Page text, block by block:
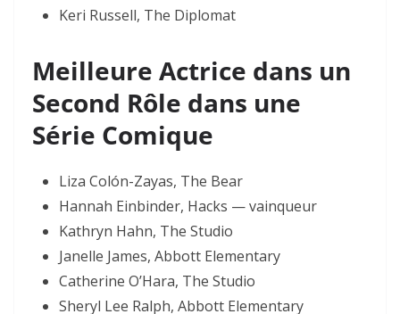
Keri Russell, The Diplomat
Meilleure Actrice dans un
Second Rôle dans une
Série Comique
Liza Colón-Zayas, The Bear
Hannah Einbinder, Hacks — vainqueur
Kathryn Hahn, The Studio
Janelle James, Abbott Elementary
Catherine O’Hara, The Studio
Sheryl Lee Ralph, Abbott Elementary